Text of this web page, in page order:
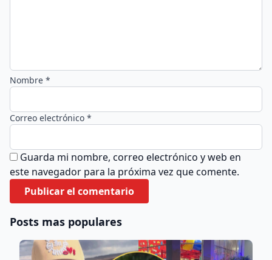
Nombre *
Correo electrónico *
Guarda mi nombre, correo electrónico y web en
este navegador para la próxima vez que comente.
Posts mas populares